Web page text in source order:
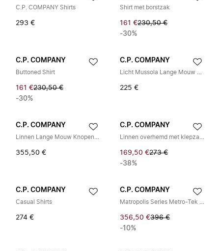
C.P. COMPANY Shirts
293 €
Shirt met borstzak
161 €230,50 €
-30%
C.P. COMPANY
Buttoned Shirt
161 €230,50 €
-30%
C.P. COMPANY
Licht Mussola Lange Mouw Knopenhemd
225 €
C.P. COMPANY
Linnen Lange Mouw Knopen Lens Shirt
355,50 €
C.P. COMPANY
Linnen overhemd met klepzakken
169,50 €273 €
-38%
C.P. COMPANY
Casual Shirts
274 €
C.P. COMPANY
Matropolis Series Metro-Tek Zip Overshirt
356,50 €396 €
-10%